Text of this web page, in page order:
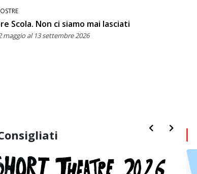
Scola. Non ci siamo mai lasciati
maggio al 13 settembre 2026